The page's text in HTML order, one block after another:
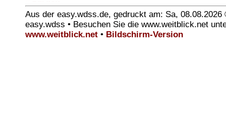
Aus der easy.wdss.de, gedruckt am: Sa, 08.08.2026
easy.wdss • Besuchen Sie die www.weitblick.net
www.weitblick.net • Bildschirm-Version